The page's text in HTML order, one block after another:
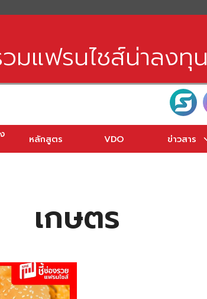
มแฟรนไชส์น่าลงทุน
หลักสูตร VDO ข่าวสาร
เกษตร